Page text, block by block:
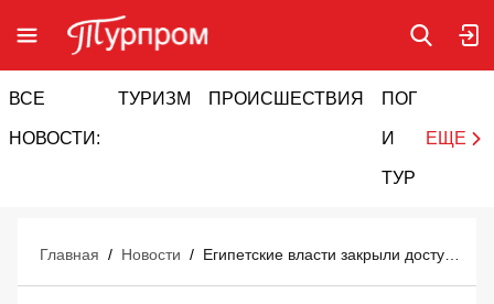
ВСЕ
НОВОСТИ:
ТУРИЗМ ПРОИСШЕСТВИЯ ПОГОДА
И
ТУРИЗМ
ЕЩЕ
Главная / Новости /